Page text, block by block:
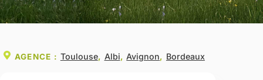
AGENCE : Toulouse, Albi, Avignon, Bordeaux